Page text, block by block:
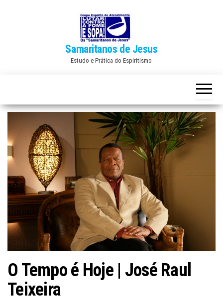
Samaritanos de Jesus
Estudo e Prática do Espíritismo
O Tempo é Hoje | José Raul
Teixeira